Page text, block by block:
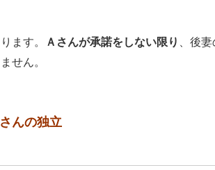
ます。 Ａさんが承諾をしない限り
、後
せん。
んの独立